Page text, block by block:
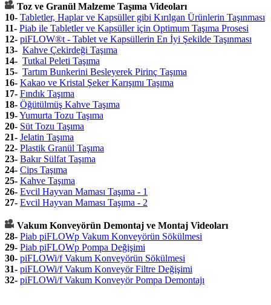
Toz ve Granül Malzeme Taşıma Videoları
10- Tabletler, Haplar ve Kapsüller gibi Kırılgan Ürünlerin Taşınması
11- Piab ile Tabletler ve Kapsüller için Optimum Taşıma Prosesi
12- piFLOW®t - Tablet ve Kapsüllerin En İyi Şekilde Taşınması
13- Kahve Çekirdeği Taşıma
14- Tutkal Peleti Taşıma
15- Tartım Bunkerini Besleyerek Pirinç Taşıma
16- Kakao ve Kristal Şeker Karışımı Taşıma
17- Fındık Taşıma
18- Öğütülmüş Kahve Taşıma
19-Yumurta Tozu Taşıma
20- Süt Tozu Taşıma
21- Jelatin Taşıma
22- Plastik Granül Taşıma
23- Bakır Sülfat Taşıma
24- Cips Taşıma
25- Kahve Taşıma
26- Evcil Hayvan Maması Taşıma - 1
27- Evcil Hayvan Maması Taşıma - 2
Vakum Konveyörün Demontaj ve Montaj Videoları
28- Piab piFLOWp Vakum Konveyörün Sökülmesi
29- Piab piFLOWp Pompa Değişimi
30- piFLOWi/f Vakum Konveyörün Sökülmesi
31- piFLOWi/f Vakum Konveyör Filtre Değişimi
32- piFLOWi/f Vakum Konveyör Pompa Demontajı